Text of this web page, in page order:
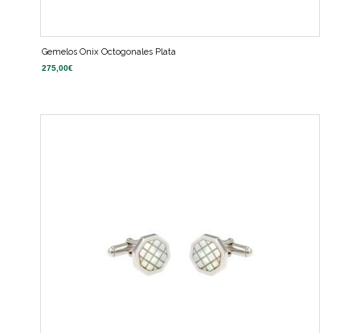
Gemelos Onix Octogonales Plata
275,00€